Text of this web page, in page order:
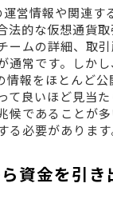
営情報や関連す
法的な仮想通貨
ームの詳細、取
通常です。しか
報をほとんど公
て良いほど見当
候であることが
る必要があります
資金を引き